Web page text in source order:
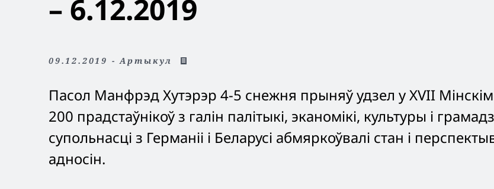
– 6.12.2019
09.12.2019 - Артыкул
Пасол Манфрэд Хутэрэр 4-5 снежня прыняў удзел у XVII
200 прадстаўнікоў з галін палітыкі, эканомікі, культуры і
супольнасці з Германіі і Беларусі абмяркоўвалі стан і
адносін.